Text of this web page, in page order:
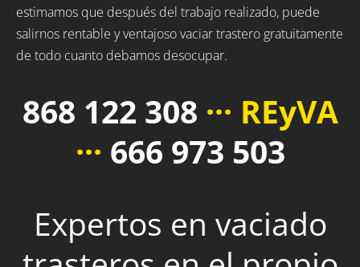
estimamos que después del trabajo realizado, puede
salirnos rentable y ventajoso vaciar trastero gratuitamente
de todo cuanto debamos desocupar.
868 122 308 ··· REyVA
··· 666 973 503
Expertos en vaciado